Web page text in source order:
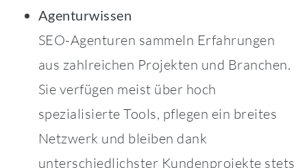
Agenturwissen
SEO-Agenturen sammeln Erfahrungen
aus zahlreichen Projekten und Branchen.
Sie verfügen meist über hoch
spezialisierte Tools, pflegen ein breites
Netzwerk und bleiben dank
unterschiedlichster Kundenprojekte stets